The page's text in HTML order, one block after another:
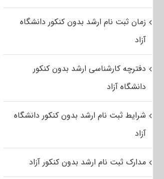
زمان ثبت نام ارشد بدون کنکور دانشگاه
آزاد
دفترچه کارشناسی ارشد بدون کنکور
دانشگاه آزاد
شرایط ثبت نام ارشد بدون کنکور دانشگاه
آزاد
مدارک ثبت نام ارشد بدون کنکور آزاد